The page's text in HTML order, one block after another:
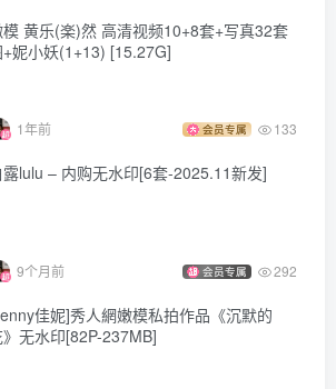
NO.7497 熊小诺[76+1P／
NO.7308 熊小诺[74+1P／
NO.7109 熊小诺[70+1P／
黄乐(楽)然 高清视频10+8套+写真32套
+妮小妖(1+13) [15.27G]
1年前 会员专属 133
露lulu – 内购无水印[6套-2025.11新发]
9个月前 会员专属 292
佳妮]秀人網嫩模私拍作品《沉默的
无水印[82P-237MB]